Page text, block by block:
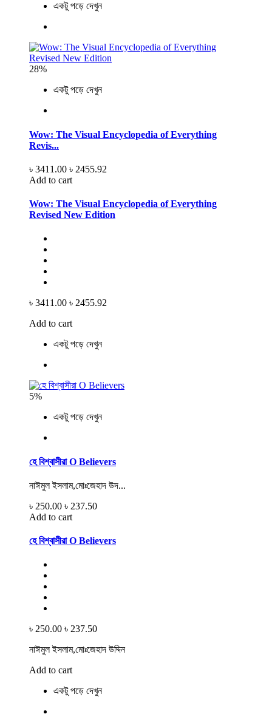
একটু পড়ে দেখুন
28%
একটু পড়ে দেখুন
Wow: The Visual Encyclopedia of Everything
Revis...
৳ 3411.00 ৳ 2455.92
Add to cart
Wow: The Visual Encyclopedia of Everything
Revised New Edition
৳ 3411.00 ৳ 2455.92
Add to cart
একটু পড়ে দেখুন
5%
একটু পড়ে দেখুন
হে বিশ্বাসীরা O Believers
নাঈমুল ইসলাম,মোঃজেহাদ উদ...
৳ 250.00 ৳ 237.50
Add to cart
হে বিশ্বাসীরা O Believers
৳ 250.00 ৳ 237.50
নাঈমুল ইসলাম,মোঃজেহাদ উদ্দিন
Add to cart
একটু পড়ে দেখুন